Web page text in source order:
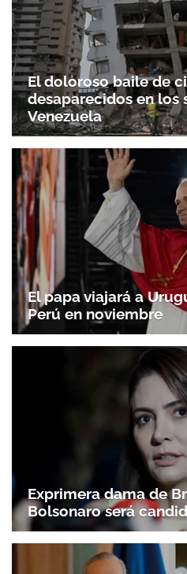
El doloroso baile de
desaparecidos en los
Venezuela
El papa viajará a
Perú en noviembre
Exprimera dama de
Bolsonaro será